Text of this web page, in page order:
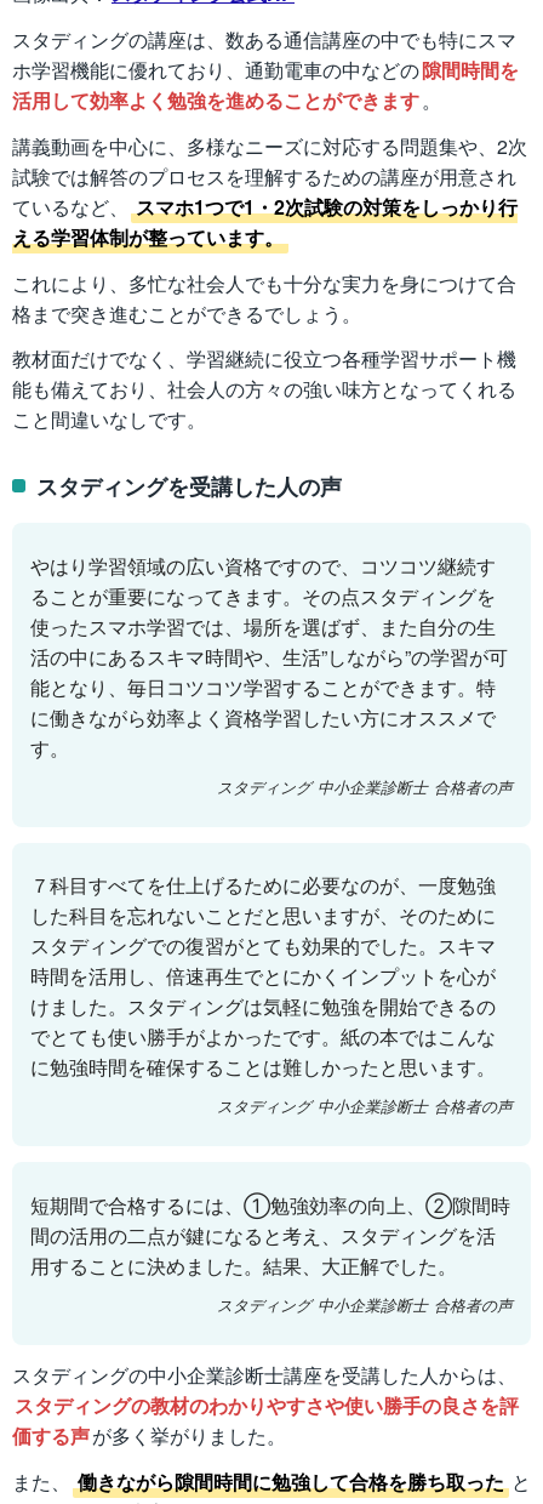
スタディングの講座は、数ある通信講座の中でも特にスマ
ホ学習機能に優れており、通勤電車の中などの隙間時間を
活用して効率よく勉強を進めることができます。
講義動画を中心に、多様なニーズに対応する問題集や、2次
試験では解答のプロセスを理解するための講座が用意され
ているなど、
スマホ1つで1・2次試験の対策をしっかり行
える学習体制が整っています。
これにより、多忙な社会人でも十分な実力を身につけて合
格まで突き進むことができるでしょう。
教材面だけでなく、学習継続に役立つ各種学習サポート機
能も備えており、社会人の方々の強い味方となってくれる
こと間違いなしです。
スタディングを受講した人の声
やはり学習領域の広い資格ですので、コツコツ継続す
ることが重要になってきます。その点スタディングを
使ったスマホ学習では、場所を選ばず、また自分の生
活の中にあるスキマ時間や、生活”しながら”の学習が可
能となり、毎日コツコツ学習することができます。特
に働きながら効率よく資格学習したい方にオススメで
す。
スタディング 中小企業診断士 合格者の声
７科目すべてを仕上げるために必要なのが、一度勉強
した科目を忘れないことだと思いますが、そのために
スタディングでの復習がとても効果的でした。スキマ
時間を活用し、倍速再生でとにかくインプットを心が
けました。スタディングは気軽に勉強を開始できるの
でとても使い勝手がよかったです。紙の本ではこんな
に勉強時間を確保することは難しかったと思います。
スタディング 中小企業診断士 合格者の声
短期間で合格するには、①勉強効率の向上、②隙間時
間の活用の二点が鍵になると考え、スタディングを活
用することに決めました。結果、大正解でした。
スタディング 中小企業診断士 合格者の声
スタディングの中小企業診断士講座を受講した人からは、
スタディングの教材のわかりやすさや使い勝手の良さを評
価する声が多く挙がりました。
また、
働きながら隙間時間に勉強して合格を勝ち取った と